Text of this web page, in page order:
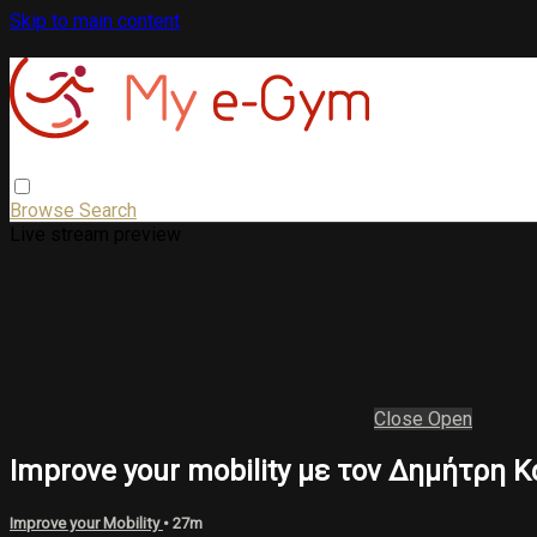
Skip to main content
Browse Search
Close Open
Improve your mobility με τον Δημήτρη
Improve your Mobility • 27m